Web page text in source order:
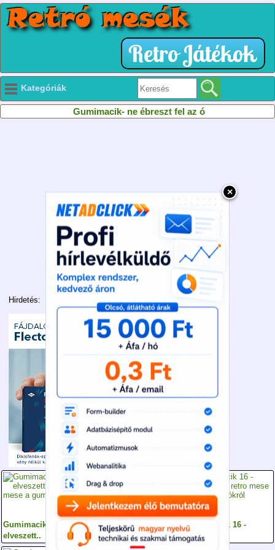
×
Kategóriák
Gumimacik- ne ébreszt fel az ó
Hirdetés:
Gumimacik 04 - Az
elveszett..
Gumimacik- ne
ébreszt fel az ó
Gumimacik 16 -
Vízköpő